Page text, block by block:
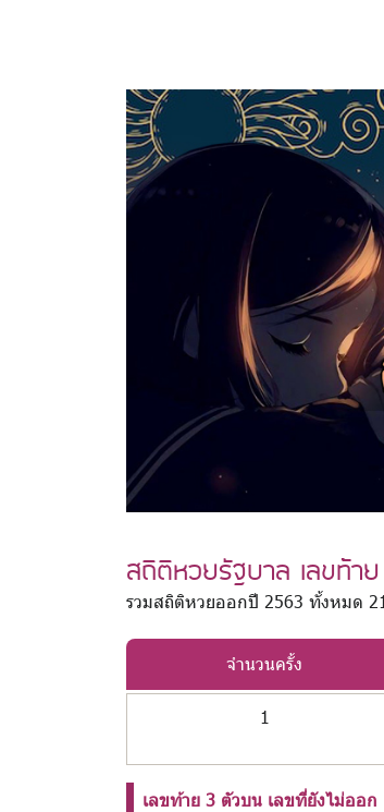
สถิติหวยรัฐบาล เลขท้
รวมสถิติหวยออกปี 2563 ทั้งหมด
จำนวนครั้ง
1
เลขท้าย 3 ตัวบน เลขที่ยังไม่ออก